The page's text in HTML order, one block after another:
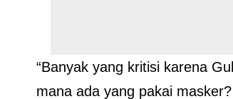
“Banyak yang kritisi karena
mana ada yang pakai